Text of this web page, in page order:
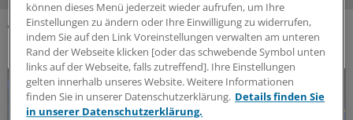
DAS KÖNNTE SIE AUCH INTERESSIEREN
können dieses Menü jederzeit wieder aufrufen, um Ihre
Einstellungen zu ändern oder Ihre Einwilligung zu widerrufen,
indem Sie auf den Link Voreinstellungen verwalten am unteren
Rand der Webseite klicken [oder das schwebende Symbol unten
links auf der Webseite, falls zutreffend]. Ihre Einstellungen
gelten innerhalb unseres Website. Weitere Informationen
finden Sie in unserer Datenschutzerklärung. Details finden Sie
in unserer Datenschutzerklärung.